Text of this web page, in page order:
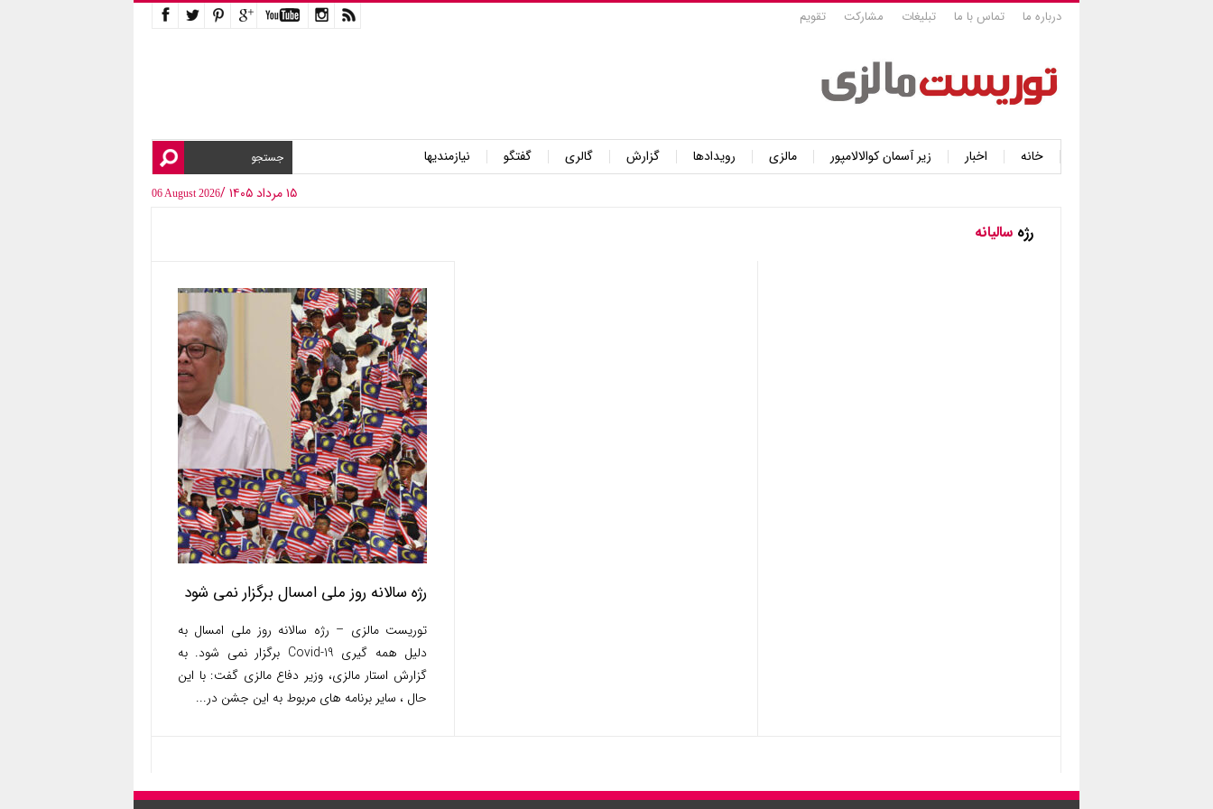
درباره ما تماس با ما تبلیغات مشارکت تقویم
خانه اخبار زیر آسمان کوالالامپور مالزی رویدادها گزارش گالری گفتگو
نیازمندیها
۱۵ مرداد ۱۴۰۵ /
06 August 2026
رژه سالیانه
رژه سالانه روز ملی امسال برگزار نمی شود
توریست مالزی – رژه سالانه روز ملی امسال به
دلیل همه گیری Covid-19 برگزار نمی شود. به
گزارش استار مالزی، وزیر دفاع مالزی گفت: با این
حال ، سایر برنامه های مربوط به این جشن در...